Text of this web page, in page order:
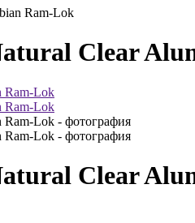
Ram-Lok
Clear
Clear